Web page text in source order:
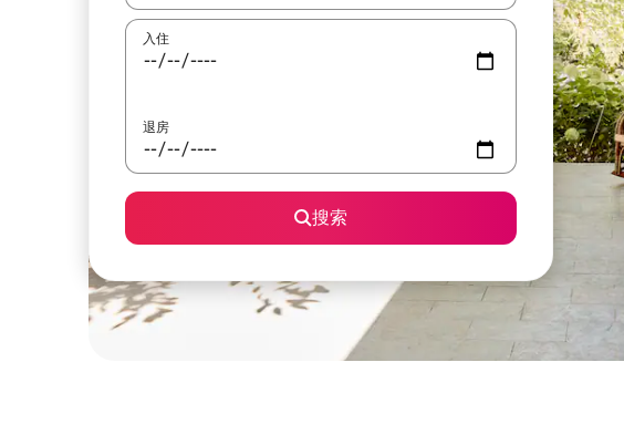
入住
退房
搜索